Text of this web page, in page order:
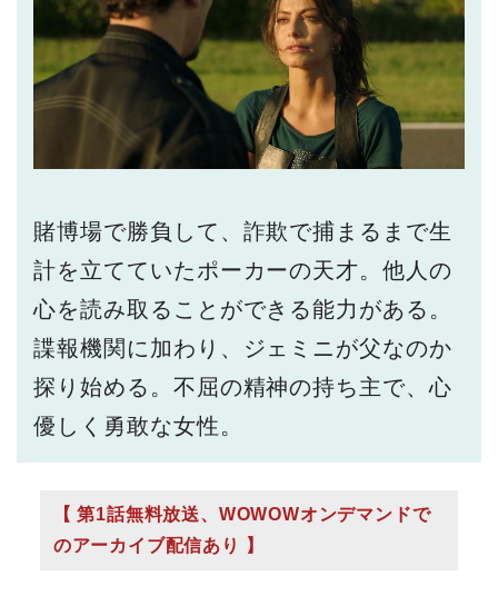
賭博場で勝負して、詐欺で捕まるまで生
計を立てていたポーカーの天才。他人の
心を読み取ることができる能力がある。
諜報機関に加わり、ジェミニが父なのか
探り始める。不屈の精神の持ち主で、心
優しく勇敢な女性。
【 第1話無料放送、WOWOWオンデマンドで
のアーカイブ配信あり 】